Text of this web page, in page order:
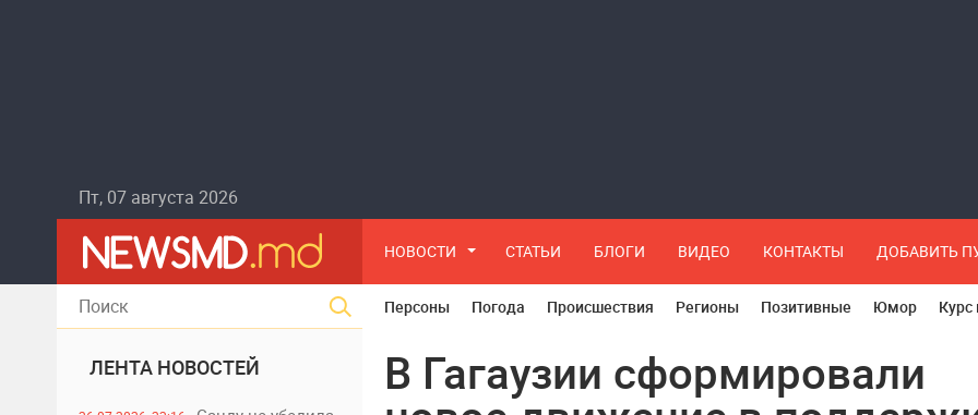
Пт, 07 августа 2026
НОВОСТИ СТАТЬИ БЛОГИ ВИДЕО КОНТАКТЫ ДОБАВИТЬ
ЛЕНТА НОВОСТЕЙ
Персоны Погода Происшествия Регионы Позитивные Юмор
В Гагаузии сформировали